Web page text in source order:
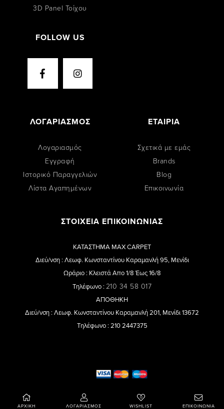
ΑΡΧΙΚΗ ΛΟΓΑΡΙΑΣΜΟΣ
0
WISHLIST ΕΠΙΚΟΙΝΩΝΙΑ
3D Panel Τοίχου
FOLLOW US
ΛΟΓΑΡΙΑΣΜΟΣ
Λογαριασμός
Εγγραφή
Ιστορικό Παραγγελιών
Λίστα Αγαπημένων
ΕΤΑΙΡΙΑ
Σχετικά με εμάς
Brands
Blog
Επικοινωνία
ΣΤΟΙΧΕΙΑ ΕΠΙΚΟΙΝΩΝΙΑΣ
ΚΑΤΑΣΤΗΜΑ MAX CARPET
Διεύ/νση : Λεωφ. Κωνσταντίνου Καραμανλή 95, Μενίδι
Ωράριο : Κλειστά Απο 1/8 Έως 16/8
Τηλέφωνο : 210 34 58 017
ΑΠΟΘΗΚΗ
Διεύ/νση : Λεωφ. Κωνσταντίνου Καραμανλή 201, Μενίδι 13672
Τηλέφωνο : 210 2447375
Copyright © 2022 Max-Carpet.gr All Rights Reserved